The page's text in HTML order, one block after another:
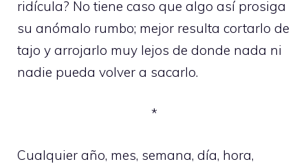
ridícula? No tiene caso que algo así prosiga
su anómalo rumbo; mejor resulta cortarlo de
tajo y arrojarlo muy lejos de donde nada ni
nadie pueda volver a sacarlo.
*
Cualquier año, mes, semana, día, hora,